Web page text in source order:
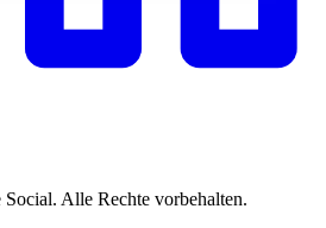
Alle Rechte vorbehalten.